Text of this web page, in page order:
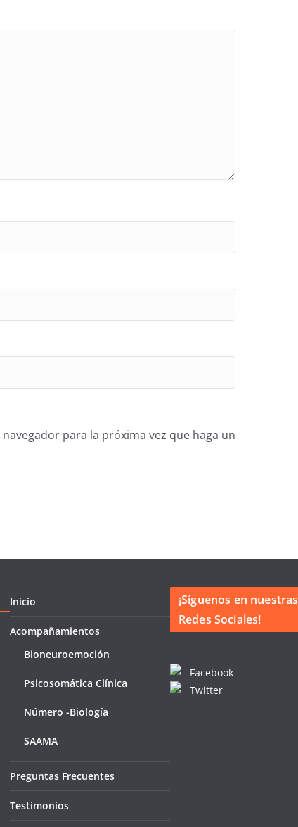
para la próxima vez que haga un
Inicio
Acompañamientos
Bioneuroemoción
Psicosomática Clínica
Número -Biología
SAAMA
Preguntas Frecuentes
Testimonios
¡Síguenos en nuestras
Redes Sociales!
Facebook
Twitter